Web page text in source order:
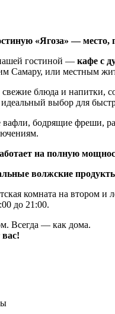
«Ягоза» — место,
гостиной — кафе с
Самару, или местным
блюда и напитки,
выбор для
бодрящие фреши,
на полную
волжские
комната на втором и
до 21:00.
Всегда — как дома.